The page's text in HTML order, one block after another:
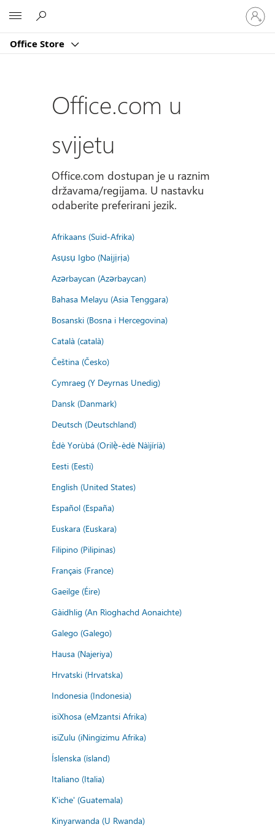
Office Store
Prijavite
se
u
račun
Office.com u
svijetu
Office.com dostupan je u raznim
državama/regijama. U nastavku
odaberite preferirani jezik.
Afrikaans (Suid-Afrika)
Asụsụ Igbo (Naịjịrịa)
Azərbaycan (Azərbaycan)
Bahasa Melayu (Asia Tenggara)
Bosanski (Bosna i Hercegovina)
Català (català)
Čeština (Česko)
Cymraeg (Y Deyrnas Unedig)
Dansk (Danmark)
Deutsch (Deutschland)
Èdè Yorùbá (Orilẹ̀-èdè Nàìjíríà)
Eesti (Eesti)
English (United States)
Español (España)
Euskara (Euskara)
Filipino (Pilipinas)
Français (France)
Gaeilge (Éire)
Gàidhlig (An Rìoghachd Aonaichte)
Galego (Galego)
Hausa (Najeriya)
Hrvatski (Hrvatska)
Indonesia (Indonesia)
isiXhosa (eMzantsi Afrika)
isiZulu (iNingizimu Afrika)
Íslenska (ísland)
Italiano (Italia)
K'iche' (Guatemala)
Kinyarwanda (U Rwanda)